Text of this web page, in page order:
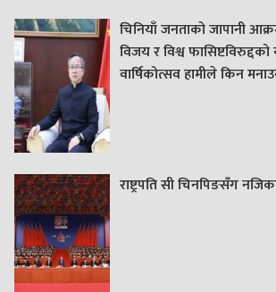
चिनियाँ जनताको जापानी
विजय र विश्व
वार्षिकोत्सव हामीले किन
राष्ट्रपति सी चिनपिङसँग